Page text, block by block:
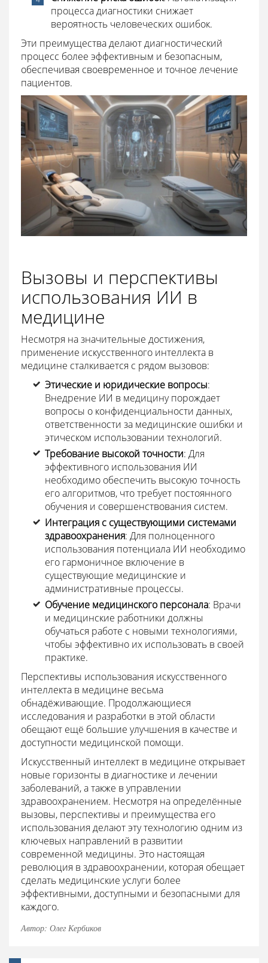
процесса диагностики снижает
вероятность человеческих ошибок.
Эти преимущества делают диагностический
процесс более эффективным и безопасным,
обеспечивая своевременное и точное лечение
пациентов.
Вызовы и перспективы
использования ИИ в
медицине
Несмотря на значительные достижения,
применение искусственного интеллекта в
медицине сталкивается с рядом вызовов:
Этические и юридические вопросы:
Внедрение ИИ в медицину порождает
вопросы о конфиденциальности данных,
ответственности за медицинские ошибки и
этическом использовании технологий.
Требование высокой точности: Для
эффективного использования ИИ
необходимо обеспечить высокую точность
его алгоритмов, что требует постоянного
обучения и совершенствования систем.
Интеграция с существующими системами
здравоохранения: Для полноценного
использования потенциала ИИ необходимо
его гармоничное включение в
существующие медицинские и
административные процессы.
Обучение медицинского персонала: Врачи
и медицинские работники должны
обучаться работе с новыми технологиями,
чтобы эффективно их использовать в своей
практике.
Перспективы использования искусственного
интеллекта в медицине весьма
обнадёживающие. Продолжающиеся
исследования и разработки в этой области
обещают ещё большие улучшения в качестве и
доступности медицинской помощи.
Искусственный интеллект в медицине открывает
новые горизонты в диагностике и лечении
заболеваний, а также в управлении
здравоохранением. Несмотря на определённые
вызовы, перспективы и преимущества его
использования делают эту технологию одним из
ключевых направлений в развитии
современной медицины. Это настоящая
революция в здравоохранении, которая обещает
сделать медицинские услуги более
эффективными, доступными и безопасными для
каждого.
Автор: Олег Кербиков